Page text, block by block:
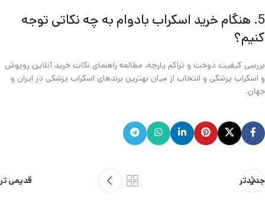
5. هنگام خرید اسکراب بادوام به چه نکاتی توجه
کنیم؟
بررسی کیفیت دوخت و تراکم پارچه، مطالعه راهنمای نکات خرید آنلاین روپوش
و اسکراب پزشکی و انتخاب از میان بهترین برندهای اسکراب پزشکی در ایران و
جهان.
جدیدتر قدیمی تر